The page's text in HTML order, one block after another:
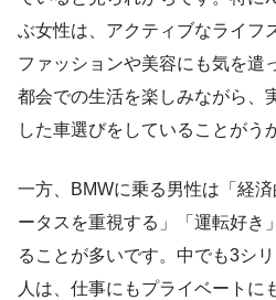
ぶ女性は、アクティブなライフ
ファッションや美容にも気を遣
都会での生活を楽しみながら、
した車選びをしていることがう
一方、BMWに乗る男性は「経
ータスを重視する」「運転好き
ることが多いです。中でも3シ
人は、仕事にもプライベートに